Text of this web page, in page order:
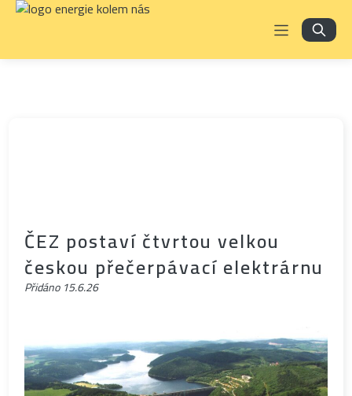
ČEZ postaví čtvrtou velkou
českou přečerpávací elektrárnu
Přidáno15.6.26